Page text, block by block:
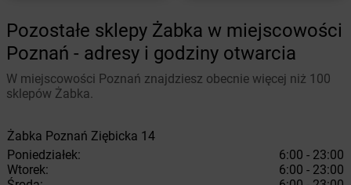
Pozostałe sklepy Żabka w miejscowości
Poznań - adresy i godziny otwarcia
W miejscowości Poznań znajdziesz obecnie więcej niż 100
sklepów Żabka.
Żabka Poznań Ziębicka 14
Poniedziałek:
6:00 - 23:00
Wtorek:
6:00 - 23:00